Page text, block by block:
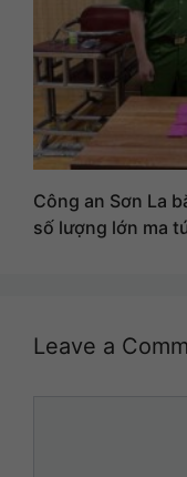
Công an Sơn La
số lượng lớn ma
Leave a